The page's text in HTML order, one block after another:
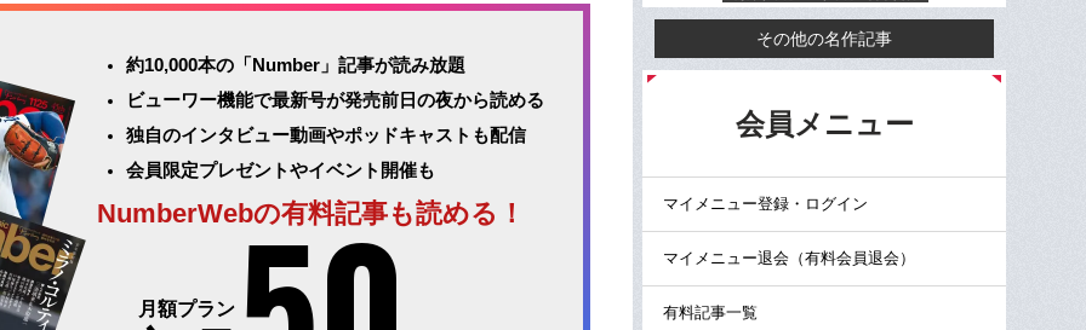
約10,000本の「Number」記事が読み放題
ビューワー機能で最新号が発売前日の夜から読める
独自のインタビュー動画やポッドキャストも配信
会員限定プレゼントやイベント開催も
NumberWebの有料記事も読める！
月額プラン
その他の名作記事
会員メニュー
マイメニュー登録・ログイン
マイメニュー退会（有料会員退会）
有料記事一覧